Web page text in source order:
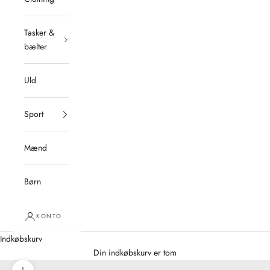
Tasker &
bælter
Uld
Sport
Mænd
Børn
KONTO
Indkøbskurv
Din indkøbskurv er tom